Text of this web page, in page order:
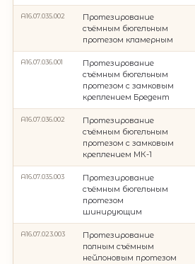
A16.07.035.002
Протезирование
съёмным бюгельным
протезом кламерным
A16.07.036.001
Протезирование
съёмным бюгельным
протезом с замковым
креплением Бредент
A16.07.036.002
Протезирование
съёмным бюгельным
протезом с замковым
креплением МК-1
A16.07.035.003
Протезирование
съёмным бюгельным
протезом
шинирующим
A16.07.023.003
Протезирование
полным съёмным
нейлоновым протезом